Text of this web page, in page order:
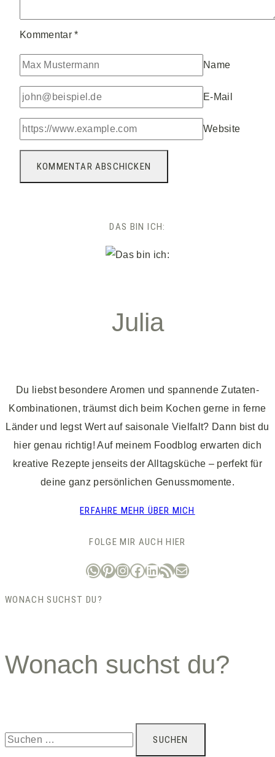
Kommentar*
Name
E-Mail
Website
DAS BIN ICH:
Julia
Du liebst besondere Aromen und spannende Zutaten-
Kombinationen, träumst dich beim Kochen gerne in ferne
Länder und legst Wert auf saisonale Vielfalt? Dann bist du
hier genau richtig! Auf meinem Foodblog erwarten dich
kreative Rezepte jenseits der Alltagsküche – perfekt für
deine ganz persönlichen Genussmomente.
ERFAHRE MEHR ÜBER MICH
FOLGE MIR AUCH HIER
WhatsApp
Pinterest
Instagram
Facebook
LinkedIn
RSS-Feed
E-Mail
WONACH SUCHST DU?
Wonach suchst du?
Suchen
nach: